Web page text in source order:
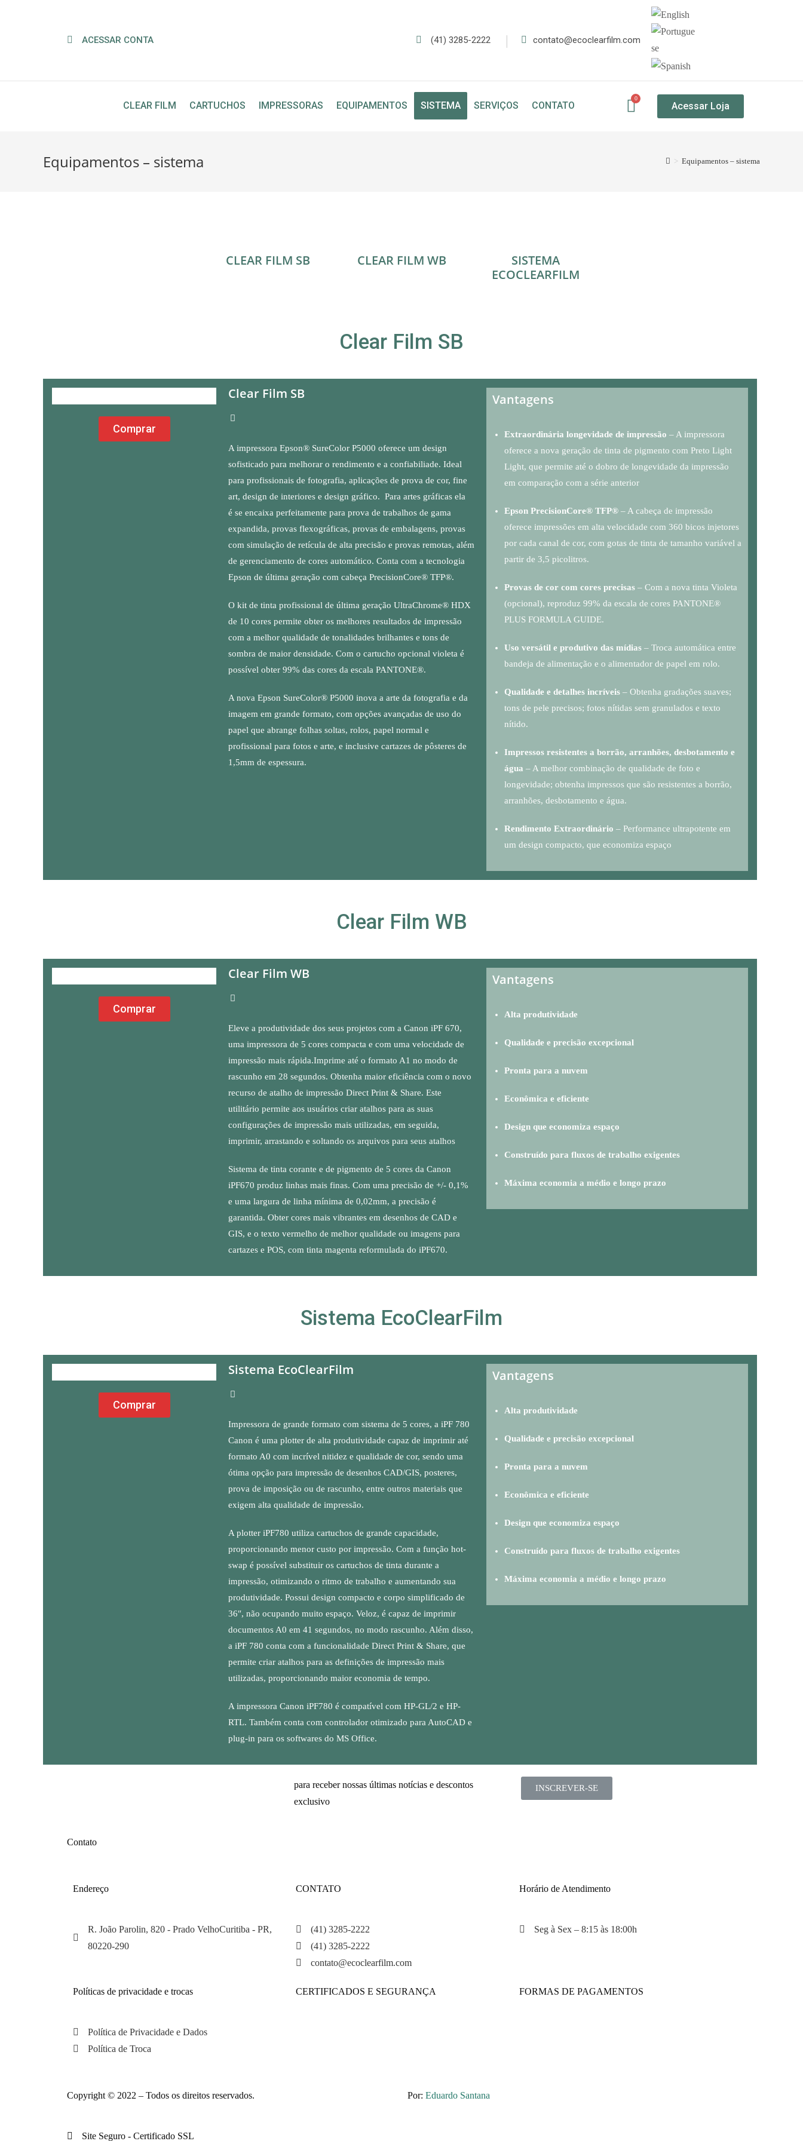
ACESSAR CONTA (41) 3285-2222 Ι contato@ecoclearfilm.com
CLEAR FILM CARTUCHOS IMPRESSORAS EQUIPAMENTOS SISTEMA SERVIÇOS CONTATO Acessar Loja
Equipamentos – sistema > Equipamentos – sistema
CLEAR FILM SB CLEAR FILM WB
SISTEMA
ECOCLEARFILM
Clear Film SB
Comprar
Clear Film SB
A impressora Epson® SureColor P5000 oferece um design
sofisticado para melhorar o rendimento e a confiabiliade. Ideal
para profissionais de fotografia, aplicações de prova de cor, fine
art, design de interiores e design gráfico. Para artes gráficas ela
é se encaixa perfeitamente para prova de trabalhos de gama
expandida, provas flexográficas, provas de embalagens, provas
com simulação de retícula de alta precisão e provas remotas, além
de gerenciamento de cores automático. Conta com a tecnologia
Epson de última geração com cabeça PrecisionCore® TFP®.
O kit de tinta profissional de última geração UltraChrome® HDX
de 10 cores permite obter os melhores resultados de impressão
com a melhor qualidade de tonalidades brilhantes e tons de
sombra de maior densidade. Com o cartucho opcional violeta é
possível obter 99% das cores da escala PANTONE®.
A nova Epson SureColor® P5000 inova a arte da fotografia e da
imagem em grande formato, com opções avançadas de uso do
papel que abrange folhas soltas, rolos, papel normal e
profissional para fotos e arte, e inclusive cartazes de pôsteres de
1,5mm de espessura.
Vantagens
Extraordinária longevidade de impressão – A impressora
oferece a nova geração de tinta de pigmento com Preto Light
Light, que permite até o dobro de longevidade da impressão
em comparação com a série anterior
Epson PrecisionCore® TFP® – A cabeça de impressão
oferece impressões em alta velocidade com 360 bicos injetores
por cada canal de cor, com gotas de tinta de tamanho variável a
partir de 3,5 picolitros.
Provas de cor com cores precisas – Com a nova tinta Violeta
(opcional), reproduz 99% da escala de cores PANTONE®
PLUS FORMULA GUIDE.
Uso versátil e produtivo das mídias – Troca automática entre
bandeja de alimentação e o alimentador de papel em rolo.
Qualidade e detalhes incríveis – Obtenha gradações suaves;
tons de pele precisos; fotos nítidas sem granulados e texto
nítido.
Impressos resistentes a borrão, arranhões, desbotamento e
água – A melhor combinação de qualidade de foto e
longevidade; obtenha impressos que são resistentes a borrão,
arranhões, desbotamento e água.
Rendimento Extraordinário – Performance ultrapotente em
um design compacto, que economiza espaço
Clear Film WB
Comprar
Clear Film WB
Eleve a produtividade dos seus projetos com a Canon iPF 670,
uma impressora de 5 cores compacta e com uma velocidade de
impressão mais rápida.Imprime até o formato A1 no modo de
rascunho em 28 segundos. Obtenha maior eficiência com o novo
recurso de atalho de impressão Direct Print & Share. Este
utilitário permite aos usuários criar atalhos para as suas
configurações de impressão mais utilizadas, em seguida,
imprimir, arrastando e soltando os arquivos para seus atalhos
Sistema de tinta corante e de pigmento de 5 cores da Canon
iPF670 produz linhas mais finas. Com uma precisão de +/- 0,1%
e uma largura de linha mínima de 0,02mm, a precisão é
garantida. Obter cores mais vibrantes em desenhos de CAD e
GIS, e o texto vermelho de melhor qualidade ou imagens para
cartazes e POS, com tinta magenta reformulada do iPF670.
Vantagens
Alta produtividade
Qualidade e precisão excepcional
Pronta para a nuvem
Econômica e eficiente
Design que economiza espaço
Construído para fluxos de trabalho exigentes
Máxima economia a médio e longo prazo
Sistema EcoClearFilm
Comprar
Sistema EcoClearFilm
Impressora de grande formato com sistema de 5 cores, a iPF 780
Canon é uma plotter de alta produtividade capaz de imprimir até
formato A0 com incrível nitidez e qualidade de cor, sendo uma
ótima opção para impressão de desenhos CAD/GIS, posteres,
prova de imposição ou de rascunho, entre outros materiais que
exigem alta qualidade de impressão.
A plotter iPF780 utiliza cartuchos de grande capacidade,
proporcionando menor custo por impressão. Com a função hot-
swap é possível substituir os cartuchos de tinta durante a
impressão, otimizando o ritmo de trabalho e aumentando sua
produtividade. Possui design compacto e corpo simplificado de
36″, não ocupando muito espaço. Veloz, é capaz de imprimir
documentos A0 em 41 segundos, no modo rascunho. Além disso,
a iPF 780 conta com a funcionalidade Direct Print & Share, que
permite criar atalhos para as definições de impressão mais
utilizadas, proporcionando maior economia de tempo.
A impressora Canon iPF780 é compatível com HP-GL/2 e HP-
RTL. Também conta com controlador otimizado para AutoCAD e
plug-in para os softwares do MS Office.
Vantagens
Alta produtividade
Qualidade e precisão excepcional
Pronta para a nuvem
Econômica e eficiente
Design que economiza espaço
Construído para fluxos de trabalho exigentes
Máxima economia a médio e longo prazo
para receber nossas últimas notícias e descontos
exclusivo
INSCREVER-SE
Contato
Endereço
R. João Parolin, 820 - Prado VelhoCuritiba - PR,
80220-290
CONTATO
(41) 3285-2222
(41) 3285-2222
contato@ecoclearfilm.com
Horário de Atendimento
Seg à Sex – 8:15 às 18:00h
Políticas de privacidade e trocas
Política de Privacidade e Dados
Política de Troca
CERTIFICADOS E SEGURANÇA FORMAS DE PAGAMENTOS
Copyright © 2022 – Todos os direitos reservados.
Site Seguro - Certificado SSL
Por: Eduardo Santana